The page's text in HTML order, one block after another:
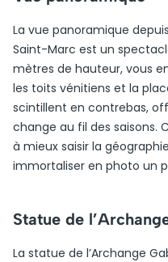
La vue panoramique
Saint-Marc est un
mètres de hauteur, vous
les toits vénitiens et la
scintillent en contrebas,
change au fil des saisons.
à mieux saisir la
immortaliser en photo un
Statue de
La statue de l’Archange